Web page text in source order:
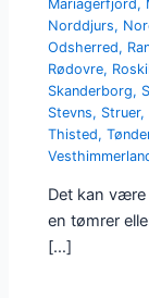
Mariagerfjord ,
Norddjurs,
Odsherred,
Rødovre,
Skanderborg,
Stevns, Struer,
Thisted,
Det kan
en tømrer
[…]